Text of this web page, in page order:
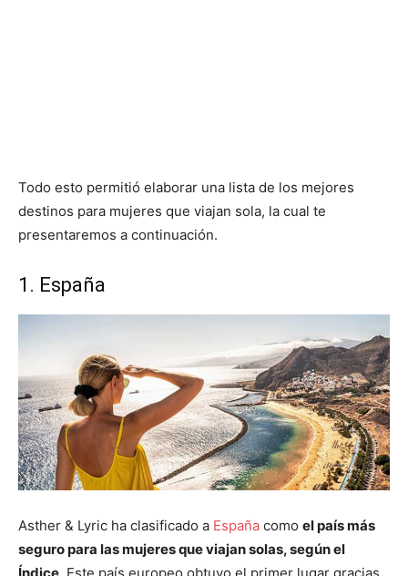
Todo esto permitió elaborar una lista de los mejores
destinos para mujeres que viajan sola, la cual te
presentaremos a continuación.
1. España
Asther & Lyric ha clasificado a España como el país más
seguro para las mujeres que viajan solas, según el
Índice. Este país europeo obtuvo el primer lugar gracias